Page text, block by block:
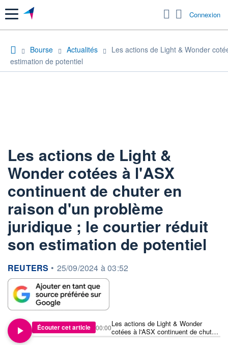
Menu Connexion
Bourse Actualités
Les actions de Light & Wonder
estimation de potentiel
Les actions de Light &
Wonder cotées à l'ASX
continuent de chuter en
raison d'un problème
juridique ; le courtier réduit
son estimation de potentiel
information fournie par
REUTERS • 25/09/2024 à 03:52
Écouter cet article
Les actions de Light & Wonder
cotées à l'ASX continuent de chuter
en raison d'un problème juridique ; le
00:00